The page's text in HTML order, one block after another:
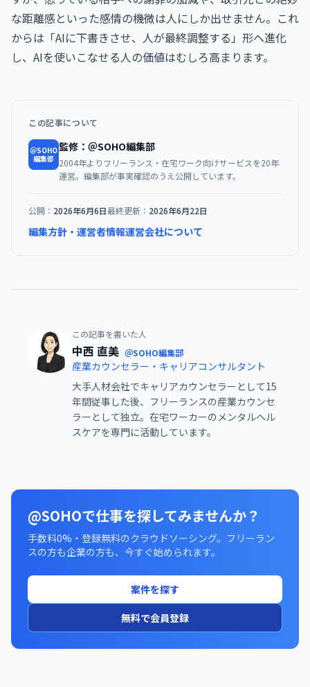
な距離感といった感情の機微は人にしか出せません。これ
からは「AIに下書きさせ、人が最終調整する」形へ進化
し、AIを使いこなせる人の価値はむしろ高まります。
この記事について
＠SOHO
編集部
監修：＠SOHO編集部
2004年よりフリーランス・在宅ワーク向けサービスを20年
運営。編集部が事実確認のうえ公開しています。
公開： 2026年6月6日最終更新： 2026年6月22日
編集方針・運営者情報運営会社について
この記事を書いた人
中西 直美 ＠SOHO編集部
産業カウンセラー・キャリアコンサルタント
大手人材会社でキャリアカウンセラーとして15
年間従事した後、フリーランスの産業カウンセ
ラーとして独立。在宅ワーカーのメンタルヘル
スケアを専門に活動しています。
@SOHOで仕事を探してみませんか？
手数料0%・登録無料のクラウドソーシング。フリーラン
スの方も企業の方も、今すぐ始められます。
案件を探す
無料で会員登録